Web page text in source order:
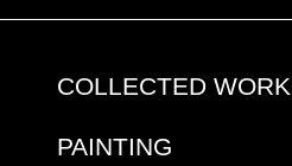
COLLECTED
PAINTING